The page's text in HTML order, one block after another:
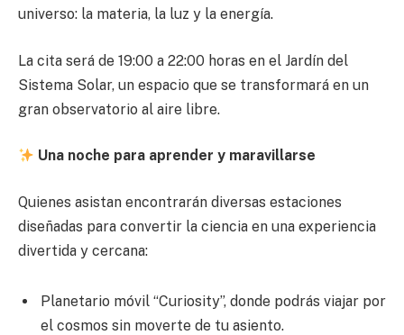
universo: la materia, la luz y la energía.
La cita será de 19:00 a 22:00 horas en el Jardín del
Sistema Solar, un espacio que se transformará en un
gran observatorio al aire libre.
Una noche para aprender y maravillarse
Quienes asistan encontrarán diversas estaciones
diseñadas para convertir la ciencia en una experiencia
divertida y cercana:
Planetario móvil “Curiosity”, donde podrás viajar por
el cosmos sin moverte de tu asiento.